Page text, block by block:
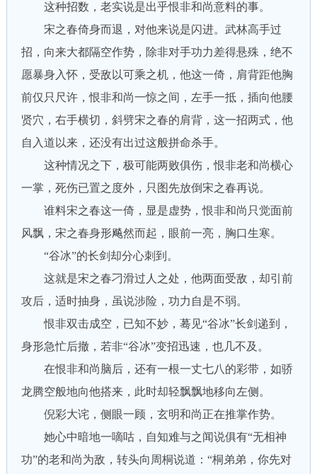
这种招数，老实说是出乎恨非和尚意料的事。
宋之春倚身而退，对他来说是闪进。武林高手过
招，向来大都隔空作势，除非对手功力差得悬殊，绝不
愿暴身入怀，受敌以可乘之机，他这一倚，肩背距他胸
前仅只尺许，恨非和尚一惊之间，左手一抵，插向他腰
贤穴，右手横切，斜劈宋之春的肩背，这一招两式，他
自入道以来，还没有出过这般拼命杀手。
这种情况之下，极可能两败俱伤，恨非老和尚横心
一掌，死伤已置之度外，只图先放倒宋之春再说。
谁料宋之春这一倚，显是虚势，恨非和尚只觉面前
风飘，宋之春身形飚然而起，眼前一亮，胸口生寒。
“谷冰”的长剑却分心刺到。
这就是宋之春刁滑过人之处，他两面受敌，却引前
攻后，适时抽身，虽说涉险，功力自是不弱。
恨非双击成空，已知不妙，蓦见“谷冰”长剑递到，
身形急忙后撤，若非“谷冰”变招迅速，也几不及。
在恨非和尚脑后，还有一根一丈七八的彩带，如骄
龙腾空般地向他搭来，此时却轻飘飘地移向左侧。
倪彩大诧，侧眼一顾，玄明和尚正在推掌作势。
她心中暗地一嘀咕，自知难与之闻说俱有“无相神
功”的老和尚为敌，转头向周桐说道：“桐弟弟，你先对